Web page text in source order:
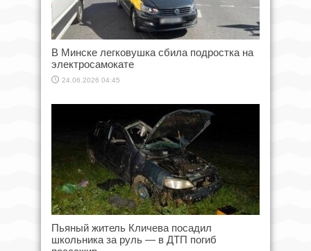
В Минске легковушка сбила подростка на
электросамокате
24.06.2026 04:45
Пьяный житель Кличева посадил
школьника за руль — в ДТП погиб